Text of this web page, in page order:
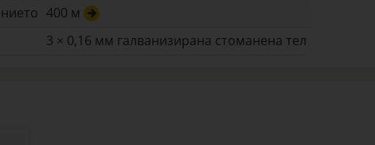
400 м
3 × 0,16 мм галванизирана стоманена тел